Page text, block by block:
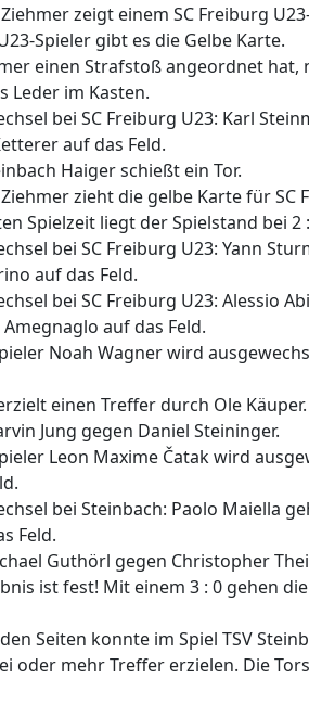
zeigt einem SC Freiburg
Spieler gibt es die Gelbe Karte.
einen Strafstoß angeordnet
Leder im Kasten.
bei SC Freiburg U23: Karl
auf das Feld.
Haiger schießt ein Tor.
zieht die gelbe Karte für SC
Spielzeit liegt der Spielstand bei 2
bei SC Freiburg U23: Yann
auf das Feld.
bei SC Freiburg U23: Alessio
auf das Feld.
Noah Wagner wird
einen Treffer durch Ole Käuper.
Jung gegen Daniel Steininger.
Leon Maxime Čatak wird
bei Steinbach: Paolo Maiella
Feld.
Guthörl gegen Christopher
ist fest! Mit einem 3 : 0 gehen
Seiten konnte im Spiel TSV
oder mehr Treffer erzielen. Die